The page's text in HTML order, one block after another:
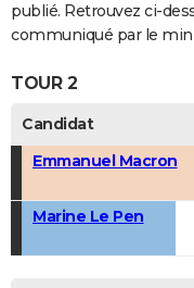
Se connecter
Collèges
Universités
Entreprises
Service militaire
Avis de recherche
AVIS DE DÉCÈS
FORUM
Bricolage
Culture
Television
Voyage
publié. Retrouvez ci-
communiqué par le
TOUR 2
Candidat
Emmanuel Macron
Marine Le Pen